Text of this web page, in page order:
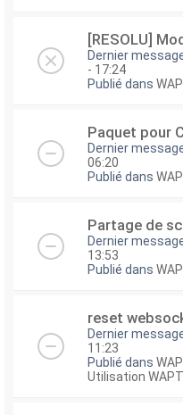
[RESOLU]
Dernier
- 17:24
Publié dans
Paquet pour
Dernier
06:20
Publié dans
Partage de
Dernier
13:53
Publié dans
reset
Dernier
11:23
Publié dans
Utilisation